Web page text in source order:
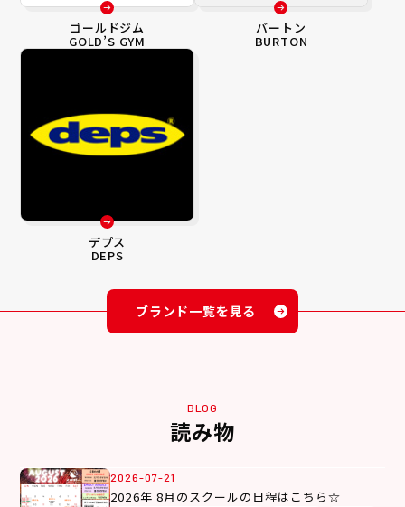
ゴールドジム
GOLD’S GYM
バートン
BURTON
デプス
DEPS
ブランド一覧を見る
BLOG
読み物
2026-07-21
2026年 8月のスクールの日程はこちら☆